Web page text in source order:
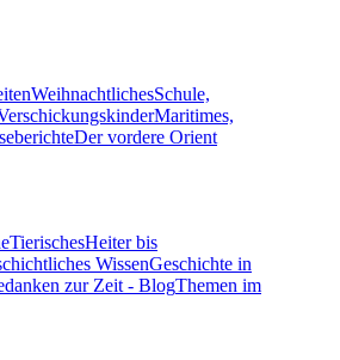
WeihnachtlichesSchule,
Maritimes,
Der vordere Orient
TierischesHeiter bis
WissenGeschichte in
zur Zeit - BlogThemen im